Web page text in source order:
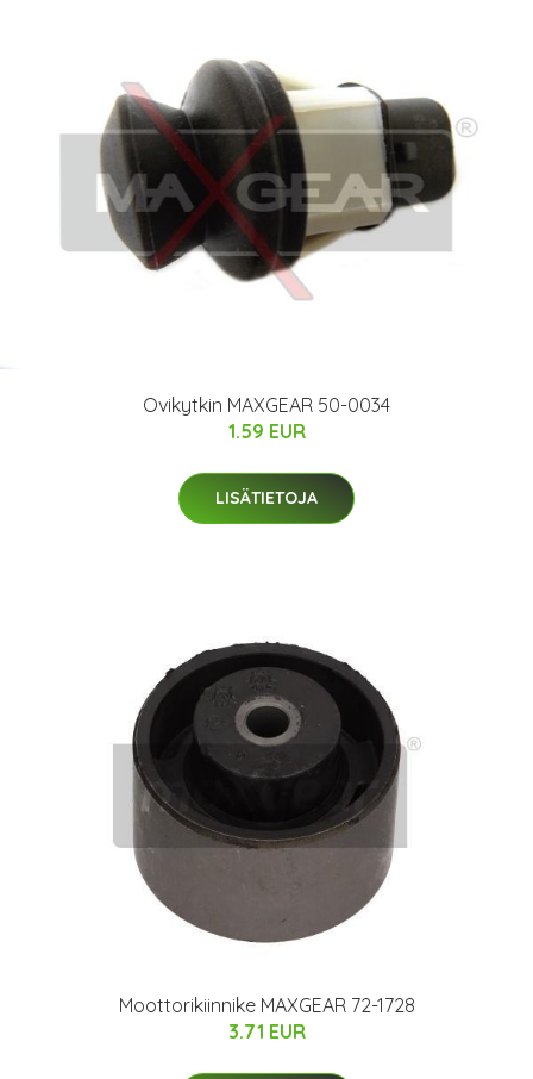
Ovikytkin MAXGEAR 50-0034
1.59 EUR
LISÄTIETOJA
Moottorikiinnike MAXGEAR 72-1728
3.71 EUR